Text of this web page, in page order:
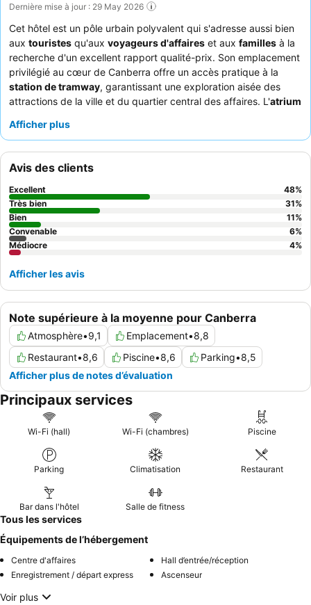
Dernière mise à jour : 29 May 2026
Cet hôtel est un pôle urbain polyvalent qui s'adresse aussi bien
aux touristes qu'aux voyageurs d'affaires et aux familles à la
recherche d'un excellent rapport qualité-prix. Son emplacement
privilégié au cœur de Canberra offre un accès pratique à la
station de tramway, garantissant une exploration aisée des
attractions de la ville et du quartier central des affaires. L'atrium
sereine, tandis que le
régulièrement l'amabilité et la serviabilité du personnel, et
l'efficacité du service en chambre est un avantage notable. Pour
une expérience plus calme, les clients peuvent demander une
chambre donnant sur le jardin.
Afficher plus
Note supérieure à la moyenne pour Canberra
Atmosphère•9,1 Emplacement•8,8
Restaurant•8,6 Piscine•8,6 Parking•8,5
Afficher plus de notes d’évaluation
Avis des clients
Excellent 48%
Très bien
31%
Bien
11%
Convenable
6%
Médiocre
4%
Afficher les avis
Principaux services
Wi-Fi (hall) Wi-Fi (chambres) Piscine
Parking Climatisation Restaurant
Bar dans l'hôtel Salle de fitness
Tous les services
Équipements de l’hébergement
Centre d'affaires
Hall d’entrée/réception
Enregistrement / départ express
Ascenseur
Voir plus